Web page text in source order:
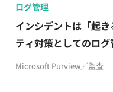
ログ管理
インシデントは「起
ティ対策としてのロ
Microsoft Purview／監査